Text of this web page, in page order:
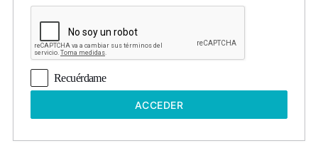
Recuérdame